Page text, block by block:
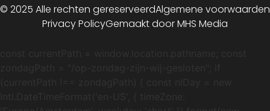
© 2025 Alle rechten gereserveerdAlgemene voorwaarden
Privacy PolicyGemaakt door MHS Media